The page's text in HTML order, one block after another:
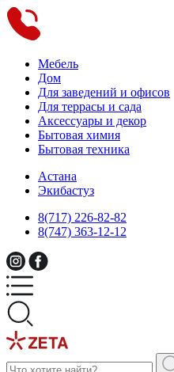
Мебель
Дом
Для заведений и офисов
Для террасы и сада
Аксессуары и декор
Бытовая химия
Бытовая техника
Астана
Экибастуз
8(717) 226-82-82
8(747) 363-12-12